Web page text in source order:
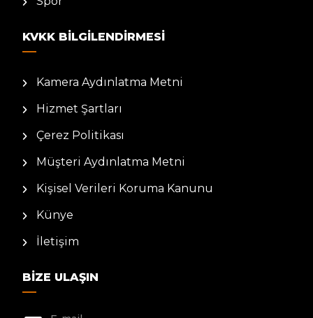
KVKK BILGILENDIRMESI
Kamera Aydınlatma Metni
Hizmet Şartları
Çerez Politikası
Müşteri Aydınlatma Metni
Kişisel Verileri Koruma Kanunu
Künye
İletişim
BIZE ULAŞIN